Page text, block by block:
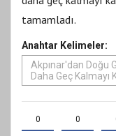
tamamladı.
Anahtar Kelimeler:
Akpınar'dan Doğu
Daha Geç Kalmayı
0 0